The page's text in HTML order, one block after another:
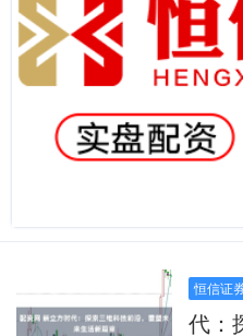
恒信证
代：